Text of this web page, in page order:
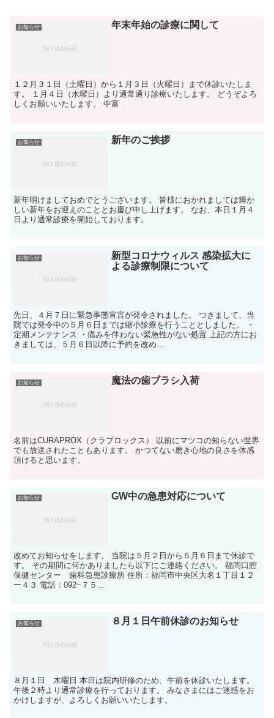
お知らせ 年末年始の診療に関して
１２月３１日（土曜日）から１月３日（火曜日）まで休診いたしま
す。 １月４日（水曜日）より通常通り診療いたします。 どうぞよろ
しくお願いいたします。 中富
お知らせ 新年のご挨拶
新年明けましておめでとうございます。 皆様におかれましては輝か
しい新年をお迎えのこととお慶び申し上げます。 なお、本日１月４
日より通常診療を開始しております。
お知らせ
新型コロナウィルス 感染拡大に
よる診療制限について
先日、４月７日に緊急事態宣言が発令されました。 つきまして、当
院では発令中の５月６日までは縮小診療を行うこととしました。 ・
定期メンテナンス ・痛みを伴わない緊急性がない処置 上記の方にお
きましては、５月６日以降に予約を改め...
お知らせ 魔法の歯ブラシ入荷
名前はCURAPROX（クラプロックス） 以前にマツコの知らない世界
でも放送されたこともあります。 かつてない磨き心地の良さを体感
頂けると思います。
お知らせ GW中の急患対応について
改めてお知らせをします。 当院は５月２日から５月６日まで休診で
す。 その期間に何かありましたら以下にご連絡ください。 福岡口腔
保健センター 歯科急患診療所 住所：福岡市中央区大名１丁目１２
ー４３ 電話：092−７５...
お知らせ ８月１日午前休診のお知らせ
８月１日 木曜日 本日は院内研修のため、午前を休診いたします。
午後２時より通常診療を行っております。 みなさまにはご迷惑をお
かけしますが、よろしくお願いいたします。